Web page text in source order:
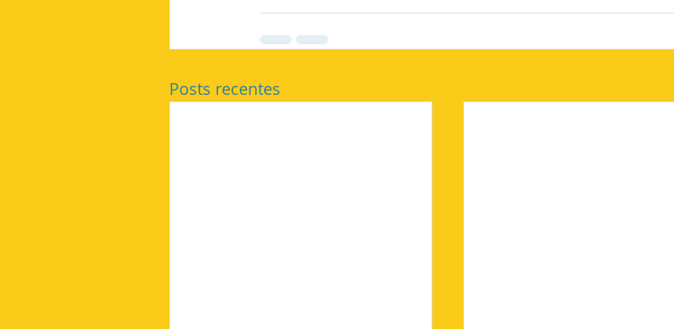
Posts recentes